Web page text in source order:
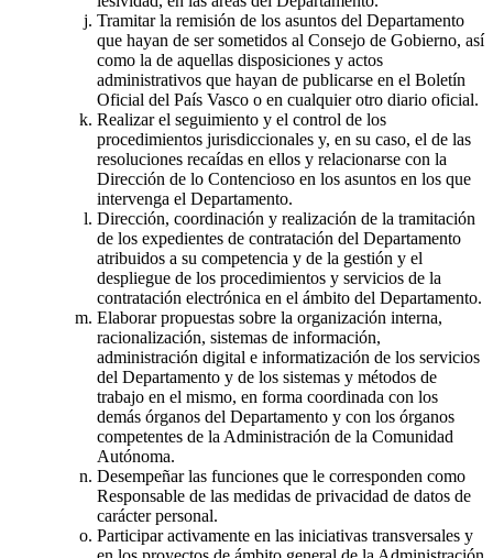
Tramitar la remisión de los asuntos del Departamento
que hayan de ser sometidos al Consejo de Gobierno, así
como la de aquellas disposiciones y actos
administrativos que hayan de publicarse en el Boletín
Oficial del País Vasco o en cualquier otro diario oficial.
Realizar el seguimiento y el control de los
procedimientos jurisdiccionales y, en su caso, el de las
resoluciones recaídas en ellos y relacionarse con la
Dirección de lo Contencioso en los asuntos en los que
intervenga el Departamento.
Dirección, coordinación y realización de la tramitación
de los expedientes de contratación del Departamento
atribuidos a su competencia y de la gestión y el
despliegue de los procedimientos y servicios de la
contratación electrónica en el ámbito del Departamento.
Elaborar propuestas sobre la organización interna,
racionalización, sistemas de información,
administración digital e informatización de los servicios
del Departamento y de los sistemas y métodos de
trabajo en el mismo, en forma coordinada con los
demás órganos del Departamento y con los órganos
competentes de la Administración de la Comunidad
Autónoma.
Desempeñar las funciones que le corresponden como
Responsable de las medidas de privacidad de datos de
carácter personal.
Participar activamente en las iniciativas transversales y